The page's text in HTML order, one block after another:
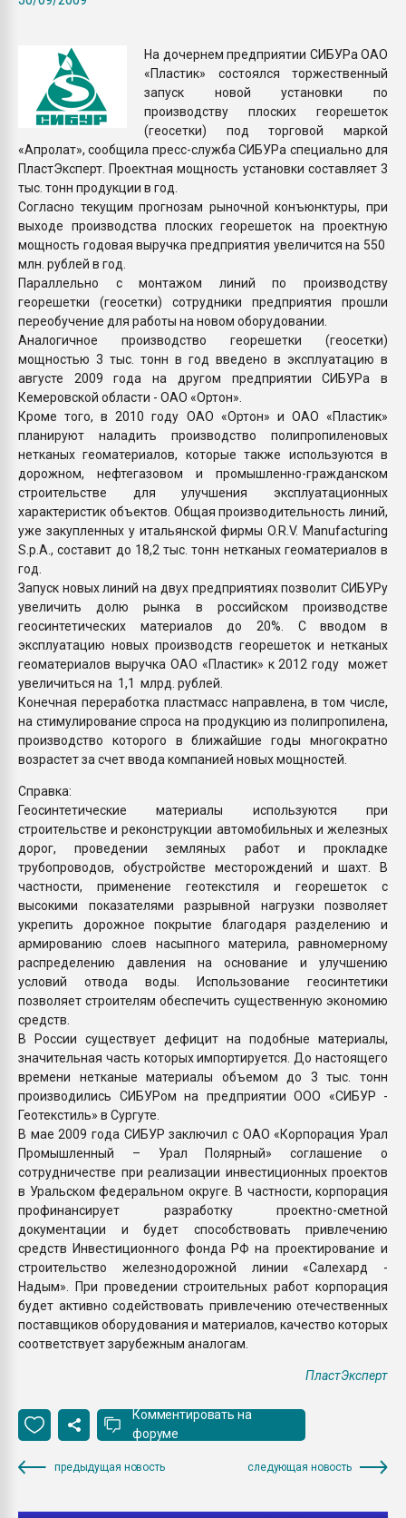
ПЕРЕЙТИ НА
На дочернем предприятии СИБУРа ОАО
«Пластик» состоялся торжественный
запуск новой установки по
производству плоских георешеток
(геосетки) под торговой маркой
«Апролат», сообщила пресс-служба СИБУРа специально для
ПластЭксперт. Проектная мощность установки составляет 3
тыс. тонн продукции в год.
Согласно текущим прогнозам рыночной конъюнктуры, при
выходе производства плоских георешеток на проектную
мощность годовая выручка предприятия увеличится на 550
млн. рублей в год.
Параллельно с монтажом линий по производству
георешетки (геосетки) сотрудники предприятия прошли
переобучение для работы на новом оборудовании.
Аналогичное производство георешетки (геосетки)
мощностью 3 тыс. тонн в год введено в эксплуатацию в
августе 2009 года на другом предприятии СИБУРа в
Кемеровской области - ОАО «Ортон».
Кроме того, в 2010 году ОАО «Ортон» и ОАО «Пластик»
планируют наладить производство полипропиленовых
нетканых геоматериалов, которые также используются в
дорожном, нефтегазовом и промышленно-гражданском
строительстве для улучшения эксплуатационных
характеристик объектов. Общая производительность линий,
уже закупленных у итальянской фирмы O.R.V. Manufacturing
S.p.A., составит до 18,2 тыс. тонн нетканых геоматериалов в
год.
Запуск новых линий на двух предприятиях позволит СИБУРу
увеличить долю рынка в российском производстве
геосинтетических материалов до 20%. С вводом в
эксплуатацию новых производств георешеток и нетканых
геоматериалов выручка ОАО «Пластик» к 2012 году может
увеличиться на 1,1 млрд. рублей.
Конечная переработка пластмасс направлена, в том числе,
на стимулирование спроса на продукцию из полипропилена,
производство которого в ближайшие годы многократно
возрастет за счет ввода компанией новых мощностей.
Справка:
Геосинтетические материалы используются при
строительстве и реконструкции автомобильных и железных
дорог, проведении земляных работ и прокладке
трубопроводов, обустройстве месторождений и шахт. В
частности, применение геотекстиля и георешеток с
высокими показателями разрывной нагрузки позволяет
укрепить дорожное покрытие благодаря разделению и
армированию слоев насыпного материла, равномерному
распределению давления на основание и улучшению
условий отвода воды. Использование геосинтетики
позволяет строителям обеспечить существенную экономию
средств.
В России существует дефицит на подобные материалы,
значительная часть которых импортируется. До настоящего
времени нетканые материалы объемом до 3 тыс. тонн
производились СИБУРом на предприятии ООО «СИБУР -
Геотекстиль» в Сургуте.
В мае 2009 года СИБУР заключил с ОАО «Корпорация Урал
Промышленный – Урал Полярный» соглашение о
сотрудничестве при реализации инвестиционных проектов
в Уральском федеральном округе. В частности, корпорация
профинансирует разработку проектно-сметной
документации и будет способствовать привлечению
средств Инвестиционного фонда РФ на проектирование и
строительство железнодорожной линии «Салехард -
Надым». При проведении строительных работ корпорация
будет активно содействовать привлечению отечественных
поставщиков оборудования и материалов, качество которых
соответствует зарубежным аналогам.
ПластЭксперт
Комментировать на
форуме
предыдущая новость следующая новость